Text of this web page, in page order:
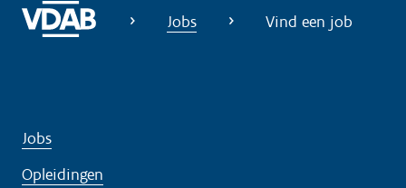
Jobs Vind een job
Jobs
Opleidingen